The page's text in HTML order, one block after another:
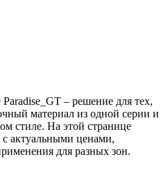
– решение для тех,
материал из одной серии и
стиле. На этой странице
актуальными ценами,
для разных зон.